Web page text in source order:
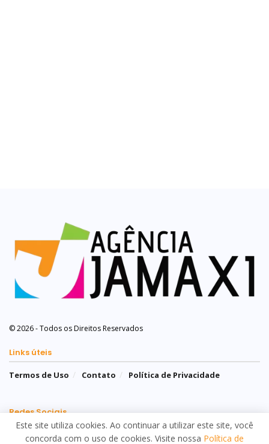
© 2026 - Todos os Direitos Reservados
Links úteis
Termos de Uso Contato Política de Privacidade
Redes Sociais
Este site utiliza cookies. Ao continuar a utilizar este site, você
concorda com o uso de cookies. Visite nossa Política de